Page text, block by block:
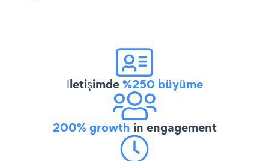
İletişimde%250 büyüme
200% growth in engagement